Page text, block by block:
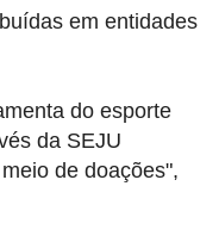
em entidades
do esporte
da SEJU
de doações",